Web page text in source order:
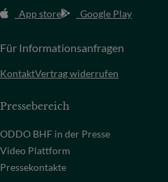
App store Google Play
Für Informationsanfragen
KontaktVertrag widerrufen
Pressebereich
ODDO BHF in der Presse
Video Plattform
Pressekontakte